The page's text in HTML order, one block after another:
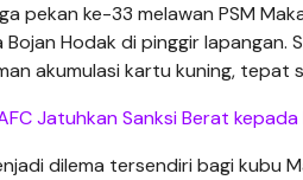
pekan ke-33 melawan PSM
Hodak di pinggir
akumulasi kartu kuning,
Jatuhkan Sanksi Berat
dilema tersendiri bagi kubu